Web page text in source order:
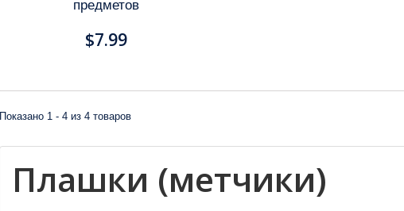
предметов
$7.99
Показано 1 - 4 из 4 товаров
Плашки (метчики)